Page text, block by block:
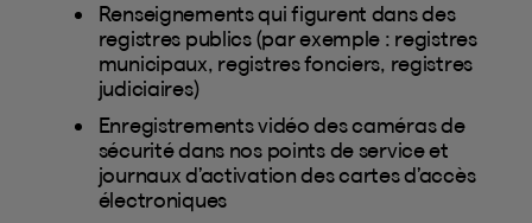
Renseignements qui figurent dans des
registres publics (par exemple : registres
municipaux, registres fonciers, registres
judiciaires)
Enregistrements vidéo des caméras de
sécurité dans nos points de service et
journaux d’activation des cartes d’accès
électroniques